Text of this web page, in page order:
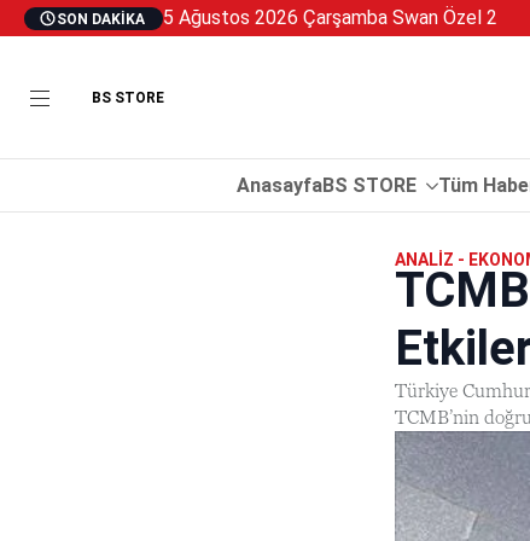
SON DAKIKA 5 Ağustos 2026 Çarşamba Swan Özel 2
BS STORE
AnasayfaBS STORE Tüm
ANALIZ -
Türkiye
TCMB’nin